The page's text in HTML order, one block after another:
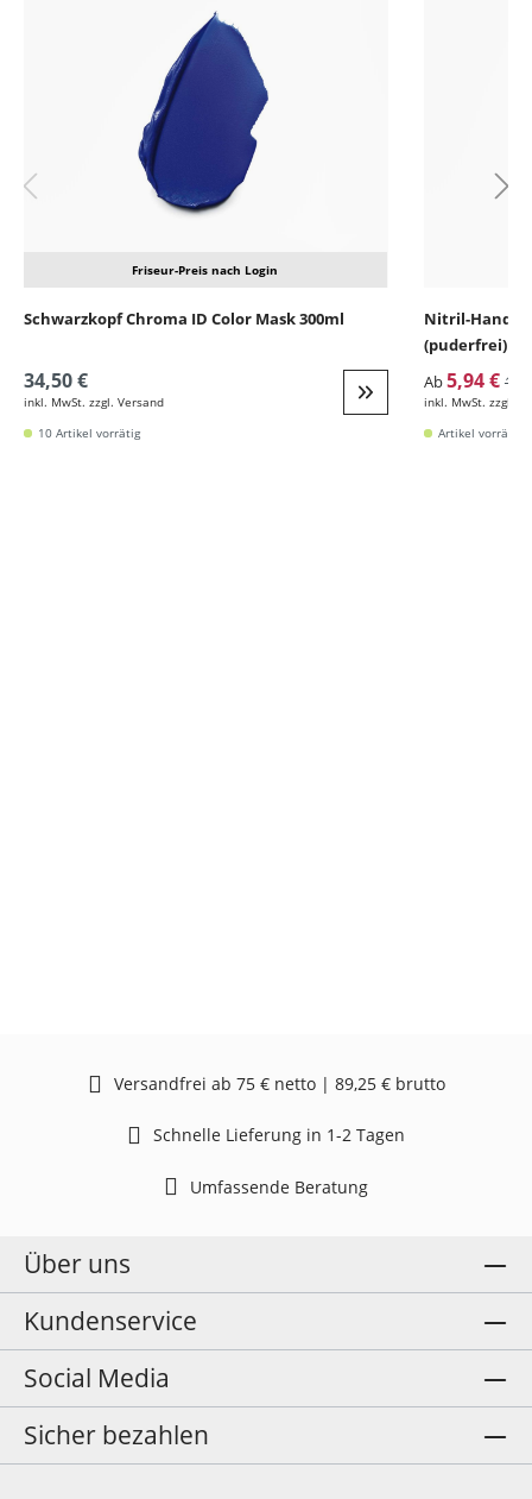
Friseur-Preis nach Login
Schwarzkopf Chroma ID Color Mask 300ml
34,50 €
inkl. MwSt. zzgl. Versand Weiter zur Detail
10 Artikel vorrätig
Nitril-
(puderfrei)
Ab5,94 €
inkl. MwSt. zzgl.
Artikel vorrätig
Versandfrei ab 75 € netto | 89,25 € brutto
Schnelle Lieferung in 1-2 Tagen
Umfassende Beratung
Über uns
Kundenservice
Social Media
Sicher bezahlen